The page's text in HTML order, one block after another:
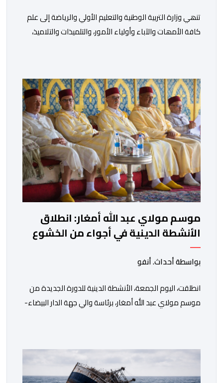
تنھي وزارة التربیة الوطنیة والتعلیم الأولي والریاضة إلى علم
كافة الأمھات والآباء وأولیاء الأمور، والتلمیذات والتلامیذ،
المحدد سلفا طبقا لمقتضیات المقرر الوزاري رقم 047.26
الصادر بتاریخ 3 یولیوز 2026 بشأن تنظیم السنة الدراسیة.
وأوضحت الوزارة، في بلاغ، أن أطر […]
موسم مولاي عبد الله أمغار: انطلاق
الأنشطة الدينية في أجواء من الخشوع
الروحي
بواسطة أحداث. أنفو
انطلقت، اليوم الجمعة، الأنشطة الدينية للدورة الجديدة من
موسم مولاي عبد الله أمغار، برئاسة والي جهة الدار البيضاء-
المحلي للجديدة، وذلك بحضور شخصيات مدنية وعسكرية
ودينية. وجرت مراسيم افتتاح فعاليات الموسم بالخيمة
الرسمية، حيث أُلقيت كلمات كل من رئيس المجلس […]